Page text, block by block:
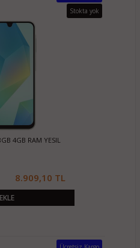
Stokta yok
4GB RAM YESIL
8.909,10 TL